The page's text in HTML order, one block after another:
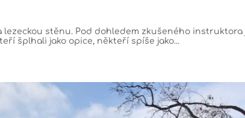
lezeckou stěnu. Pod dohledem zkušeného instruktora
šplhali jako opice, někteří spíše jako...